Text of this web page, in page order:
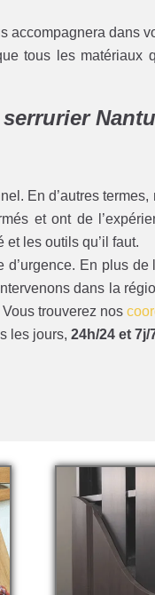
accompagnera dans
tous les matériaux
En d’autres
et ont de
les outils qu’il faut.
En plus
dans la
Vous trouverez nos
les jours,24h/24 et 7j/